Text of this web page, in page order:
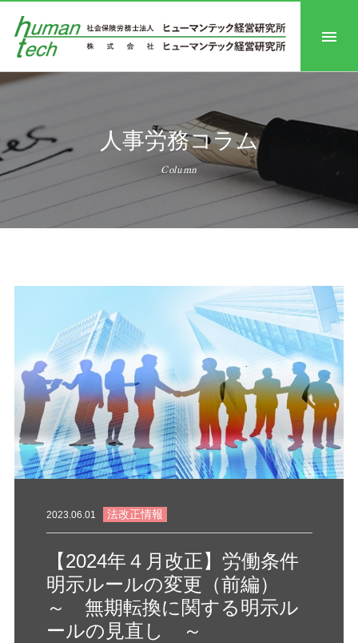
人事労務コラム
Column
2023.06.01 法改正情報
【2024年４月改正】労働条件
明示ルールの変更（前編）
～ 無期転換に関する明示ル
ールの見直し ～